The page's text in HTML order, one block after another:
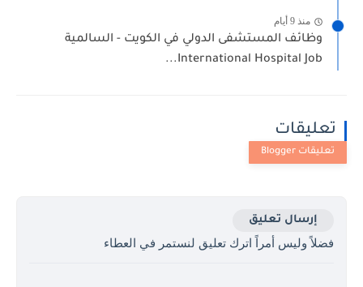
منذ 9 أيام
وظائف المستشفى الدولي في الكويت - السالمية
International Hospital Job...
تعليقات
إرسال تعليق
فضلاً وليس أمراً اترك تعليق لنستمر في العطاء